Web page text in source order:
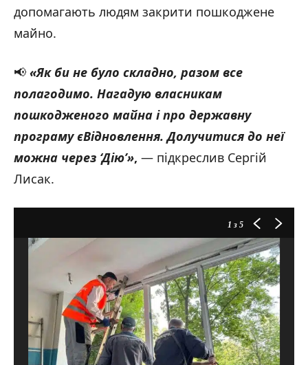
допомагають людям закрити пошкоджене
майно.
📢 «Як би не було складно, разом все
полагодимо. Нагадую власникам
пошкодженого майна і про державну
програму єВідновлення. Долучитися до неї
можна через ‘Дію’», — підкреслив Сергій
Лисак.
1 з 5